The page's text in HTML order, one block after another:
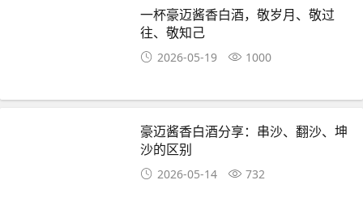
一杯豪迈酱香白酒，敬岁月、敬过
往、敬知己
2026-05-19 1000
豪迈酱香白酒分享：串沙、翻沙、坤
沙的区别
2026-05-14 732